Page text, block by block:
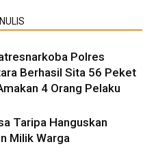
Polres
Berhasil Sita 56 Peket
4 Orang Pelaku
Taripa Hanguskan
Milik Warga